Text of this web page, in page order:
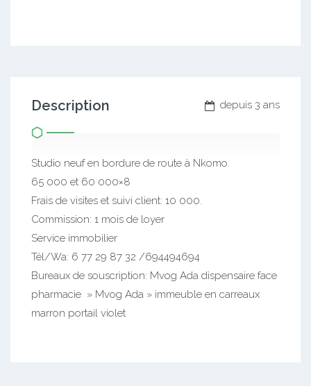
depuis 3 ans
Description
Studio neuf en bordure de route à Nkomo.
65 000 et 60 000×8
Frais de visites et suivi client: 10 000.
Commission: 1 mois de loyer
Service immobilier
Tél/Wa: 6 77 29 87 32 /694494694
Bureaux de souscription: Mvog Ada dispensaire face
pharmacie » Mvog Ada » immeuble en carreaux
marron portail violet